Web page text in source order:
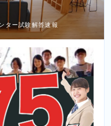
ター試験解答速報